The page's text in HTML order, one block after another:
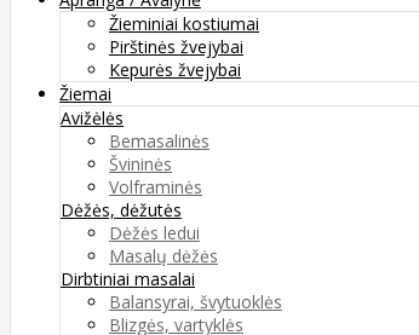
Žieminiai kostiumai
Pirštinės žvejybai
Kepurės žvejybai
Žiemai
Avižėlės
Bemasalinės
Švininės
Volframinės
Dėžės, dėžutės
Dėžės ledui
Masalų dėžės
Dirbtiniai masalai
Balansyrai, švytuoklės
Blizgės, vartyklės